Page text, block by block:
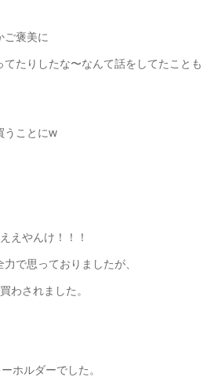
ご褒美に
たりしたな〜なんて話をしてたことも
うことにw
えやんけ！！！
で思っておりましたが、
わされました。
ホルダーでした。